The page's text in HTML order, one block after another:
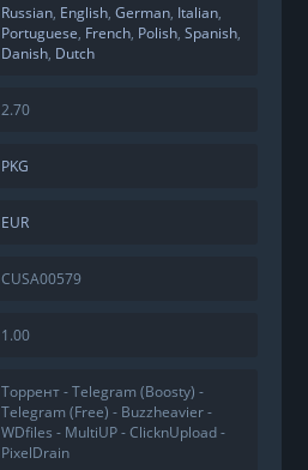
Russian, English,German, Italian,
Portuguese, French, Polish,Spanish,
Danish, Dutch
2.70
PKG
EUR
CUSA00579
1.00
Торрент - Telegram (Boosty) -
Telegram (Free) - Buzzheavier -
WDfiles - MultiUP - ClicknUpload -
PixelDrain